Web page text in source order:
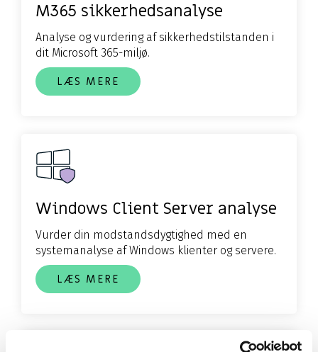
M365 sikkerhedsanalyse
Analyse og vurdering af sikkerhedstilstanden i
dit Microsoft 365-miljø.
LÆS MERE
Windows Client Server analyse
Vurder din modstandsdygtighed med en
systemanalyse af Windows klienter og servere.
LÆS MERE